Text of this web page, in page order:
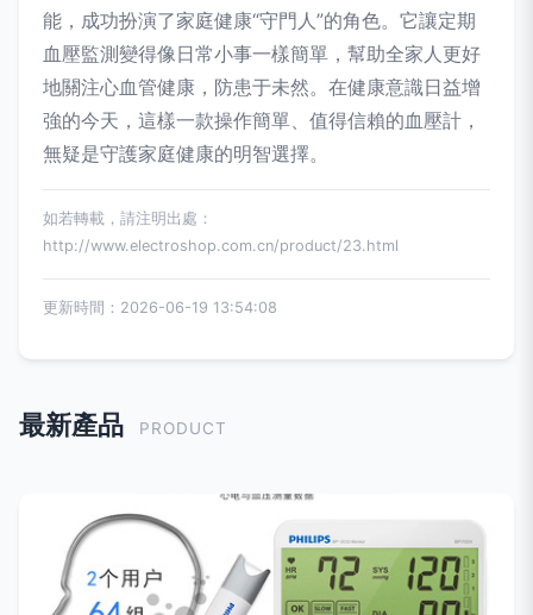
能，成功扮演了家庭健康“守門人”的角色。它讓定期
血壓監測變得像日常小事一樣簡單，幫助全家人更好
地關注心血管健康，防患于未然。在健康意識日益增
強的今天，這樣一款操作簡單、值得信賴的血壓計，
無疑是守護家庭健康的明智選擇。
如若轉載，請注明出處：
http://www.electroshop.com.cn/product/23.html
更新時間：2026-06-19 13:54:08
最新產品 PRODUCT